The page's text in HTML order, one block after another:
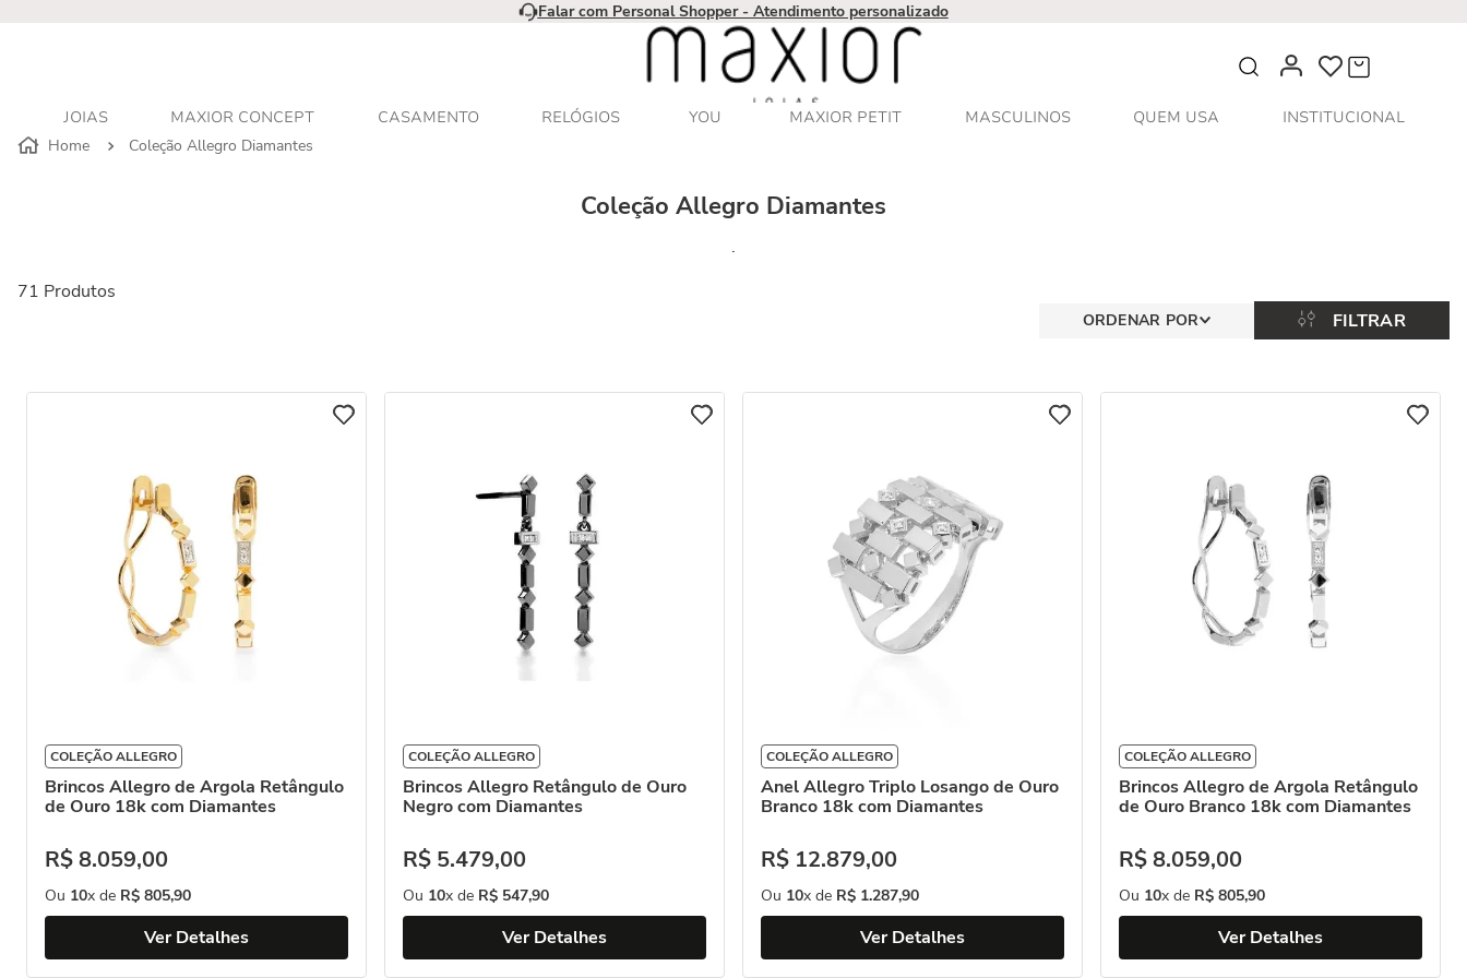
Falar com Personal Shopper - Atendimento personalizado
O que você procura?
JOIAS MAXIOR CONCEPT CASAMENTO RELÓGIOS YOU MAXIOR PETIT MASCULINOS QUEM USA
INSTITUCIONAL
Coleção Allegro Diamantes
Coleção Allegro Diamantes
.
71 Produtos
FILTRAR
COLEÇÃO ALLEGRO
Brincos Allegro de Argola Retângulo
de Ouro 18k com Diamantes
R$8.059,00
Ou 10x de R$ 805,90
Ver Detalhes
COLEÇÃO ALLEGRO
Brincos Allegro Retângulo de Ouro
Negro com Diamantes
R$ 5.479,00
Ou 10x de R$ 547,90
Ver Detalhes
COLEÇÃO ALLEGRO
Anel Allegro Triplo Losango de Ouro
Branco 18k com Diamantes
R$ 12.879,00
Ou 10x de R$ 1.287,90
Ver Detalhes
COLEÇÃO ALLEGRO
Brincos Allegro de Argola Retângulo
de Ouro Branco 18k com Diamantes
R$8.059,00
Ou 10x de R$ 805,90
Ver Detalhes